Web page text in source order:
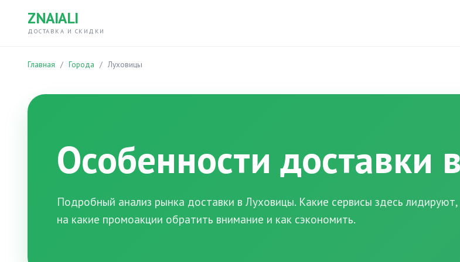
ZNAIALI
ДОСТАВКА И СКИДКИ
Главная / Города / Луховицы
Особенности доставки
Подробный анализ рынка доставки в Луховицы. Какие сервисы здесь лидируют,
на какие промоакции обратить внимание и как сэкономить.